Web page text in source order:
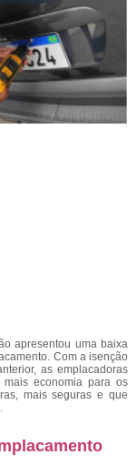
apresentou uma baixa
Com a isenção
as emplacadoras
economia para os
mais seguras e que